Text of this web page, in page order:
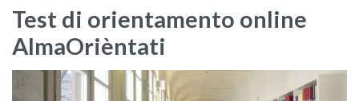
Test di orientamento online
AlmaOrièntati